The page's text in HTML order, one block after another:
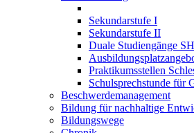
Sekundarstufe I
Sekundarstufe II
Duale Studiengänge SH
Praktikumsstellen
Schulsprechstunde für
Beschwerdemanagement
Bildung für nachhaltige
Bildungswege